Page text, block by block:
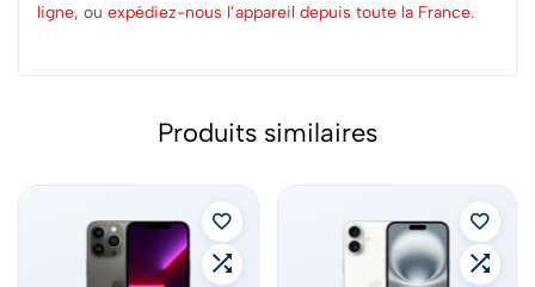
ligne, ou expédiez-nous l’appareil depuis toute la France.
Produits similaires